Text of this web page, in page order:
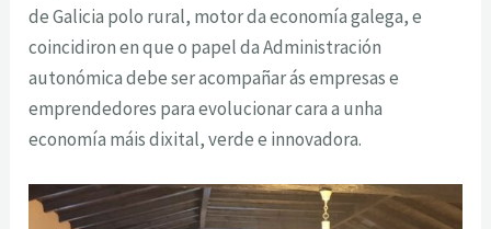
de Galicia polo rural, motor da economía galega, e
coincidiron en que o papel da Administración
autonómica debe ser acompañar ás empresas e
emprendedores para evolucionar cara a unha
economía máis dixital, verde e innovadora.